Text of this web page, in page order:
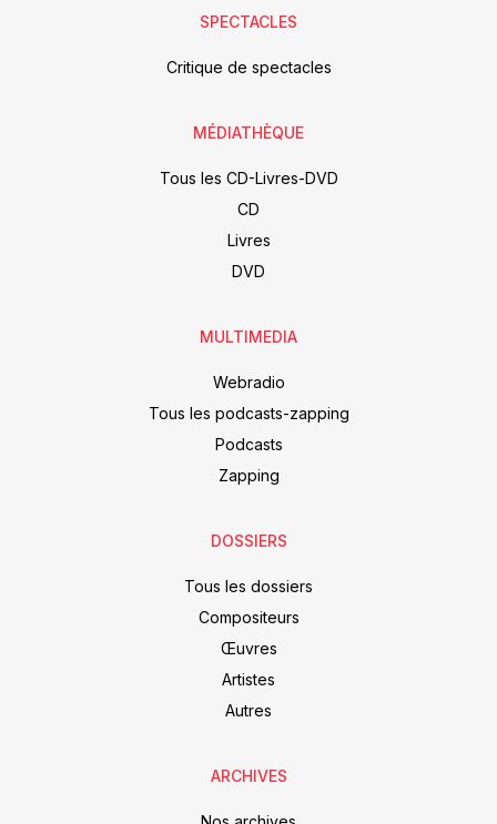
SPECTACLES
Critique de spectacles
MÉDIATHÈQUE
Tous les CD-Livres-DVD
CD
Livres
DVD
MULTIMEDIA
Webradio
Tous les podcasts-zapping
Podcasts
Zapping
DOSSIERS
Tous les dossiers
Compositeurs
Œuvres
Artistes
Autres
ARCHIVES